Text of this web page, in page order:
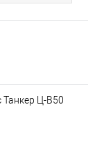
Танкер Ц-В50